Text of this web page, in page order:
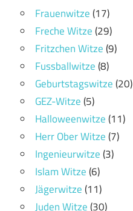
Frauenwitze(17)
Freche Witze(29)
Fritzchen Witze(9)
Fussballwitze(8)
Geburtstagswitze(20)
GEZ-Witze(5)
Halloweenwitze(11)
Herr Ober Witze(7)
Ingenieurwitze(3)
Islam Witze(6)
Jägerwitze(11)
Juden Witze(30)